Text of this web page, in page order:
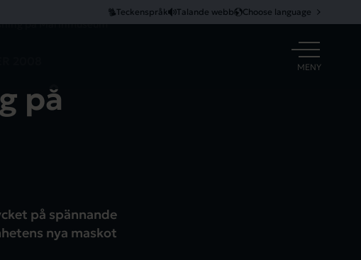
Teckenspråk Talande webb Choose language
ÖPPNA
MENY
på Marinmuseum
2008
på
på spännande
nya maskot